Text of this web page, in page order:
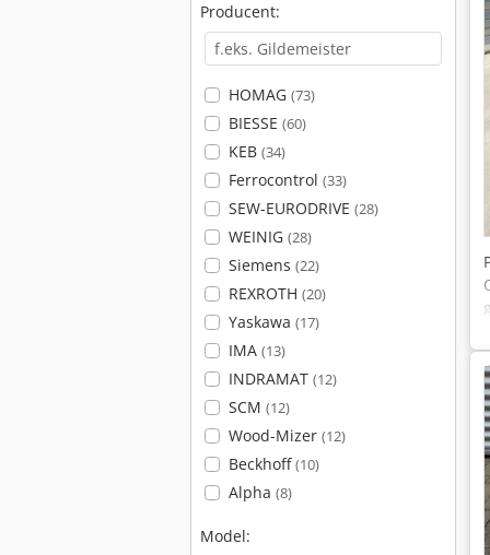
Producent:
HOMAG (73)
BIESSE (60)
KEB (34)
Ferrocontrol (33)
SEW-EURODRIVE (28)
WEINIG (28)
Siemens (22)
REXROTH (20)
Yaskawa (17)
IMA (13)
INDRAMAT (12)
SCM (12)
Wood-Mizer (12)
Beckhoff(10)
Alpha (8)
Model: